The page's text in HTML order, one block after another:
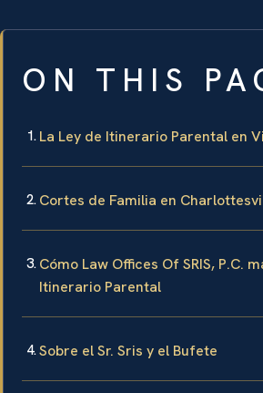
ON THIS
La Ley de Itinerario Parental en
Cortes de Familia en
Cómo Law Offices Of SRIS, P.C.
Itinerario Parental
Sobre el Sr. Sris y el Bufete